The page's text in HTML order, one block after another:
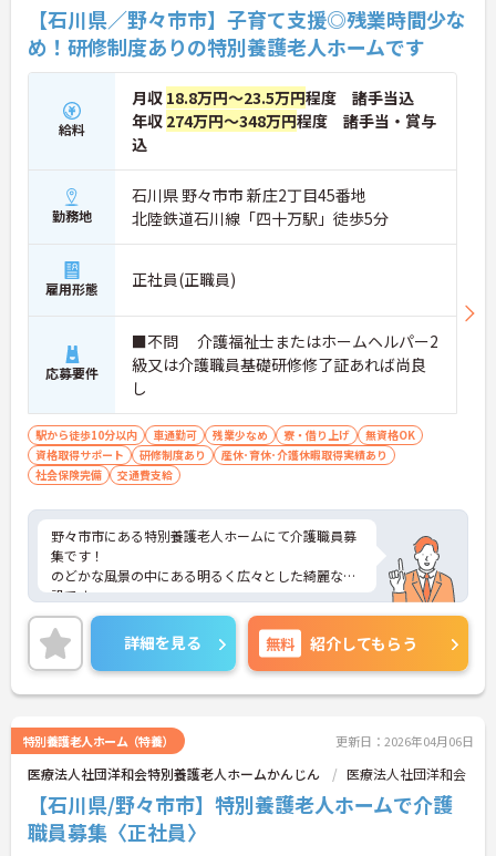
【石川県／野々市市】子育て支援◎残業時間少な
め！研修制度ありの特別養護老人ホームです
給料
月収 18.8万円～23.5万円程度 諸手当込
年収 274万円～348万円程度 諸手当・賞与
込
勤務地
石川県 野々市市 新庄2丁目45番地
北陸鉄道石川線「四十万駅」徒歩5分
雇用形態 正社員(正職員)
応募要件
■不問 介護福祉士またはホームヘルパー2
級又は介護職員基礎研修修了証あれば尚良
し
駅から徒歩10分以内 車通勤可 残業少なめ 寮・借り上げ
無資格OK
資格取得サポート
研修制度あり
産休･育休･介護休暇取得実績あり
社会保険完備
交通費支給
野々市市にある特別養護老人ホームにて介護職員募
集です！
のどかな風景の中にある明るく広々とした綺麗な施
設です。
配置基準は満たしており、余剰採用の為の募集なの
で初めは必ず指導者がついて教えて頂けます。
また子育て支援には力を入れており、育休取得率は
100％です。またこども園も運営しており、子供を
預けながら働いていらっしゃるスタッフもいます。
い。面接対策など詳細をお伝えいたします！
詳細を見る 無料 紹介してもらう
特別養護老人ホーム（特養） 更新日：2026年04月06日
医療法人社団洋和会特別養護老人ホームかんじん 医療法人社団洋和会
【石川県/野々市市】特別養護老人ホームで介護
職員募集〈正社員〉